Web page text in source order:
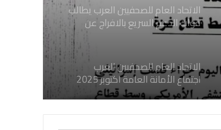
الاتحاد العام للصحفيين العرب يطالب
قوات الدعم السريع بالافراج عن
الصحفيين السودانيين المعتقلين لديها
الاتحاد العام للصحفيين العرب
اجتماع الأمانة العامة اكتوبر 2025